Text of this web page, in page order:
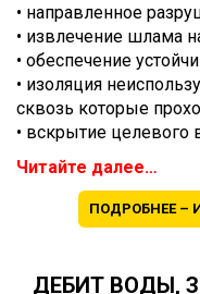
• направленное
• извлечение шлама
• обеспечение
• изоляция
сквозь которые
• вскрытие целевого
Читайте далее…
ПОДРОБНЕЕ –
ДЕБИТ ВОДЫ,